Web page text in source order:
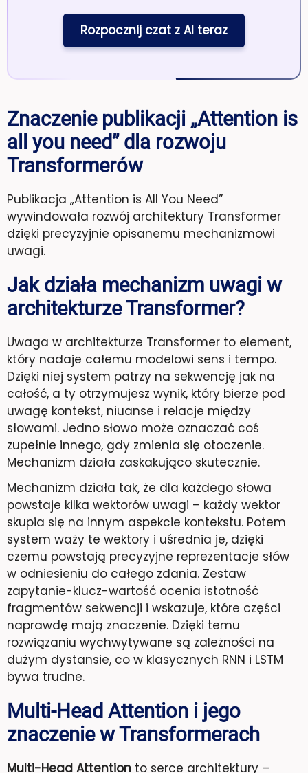
Rozpocznij czat z AI teraz
Znaczenie publikacji „Attention is
all you need” dla rozwoju
Transformerów
Publikacja „Attention is All You Need”
wywindowała rozwój architektury Transformer
dzięki precyzyjnie opisanemu mechanizmowi
uwagi.
Jak działa mechanizm uwagi w
architekturze Transformer?
Uwaga w architekturze Transformer to element,
który nadaje całemu modelowi sens i tempo.
Dzięki niej system patrzy na sekwencję jak na
całość, a ty otrzymujesz wynik, który bierze pod
uwagę kontekst, niuanse i relacje między
słowami. Jedno słowo może oznaczać coś
zupełnie innego, gdy zmienia się otoczenie.
Mechanizm działa zaskakująco skutecznie.
Mechanizm działa tak, że dla każdego słowa
powstaje kilka wektorów uwagi – każdy wektor
skupia się na innym aspekcie kontekstu. Potem
system waży te wektory i uśrednia je, dzięki
czemu powstają precyzyjne reprezentacje słów
w odniesieniu do całego zdania. Zestaw
zapytanie-klucz-wartość ocenia istotność
fragmentów sekwencji i wskazuje, które części
naprawdę mają znaczenie. Dzięki temu
rozwiązaniu wychwytywane są zależności na
dużym dystansie, co w klasycznych RNN i LSTM
bywa trudne.
Multi-Head Attention i jego
znaczenie w Transformerach
Multi-Head Attention to serce architektury –